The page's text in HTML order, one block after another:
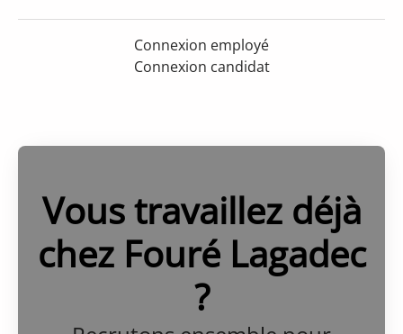
Connexion employé
Connexion candidat
Vous travaillez déjà
chez Fouré Lagadec
?